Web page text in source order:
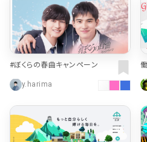
#ぼくらの春曲キャンペーン
y.harima